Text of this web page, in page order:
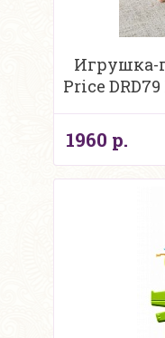
Игрушка-
Price
1960 р.